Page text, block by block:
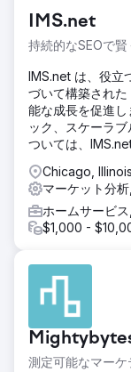
IMS.net
持続的なSEOで賢
IMS.net は、役立
づいて構築され
能な成長を促進
ック、スケーラ
ついては、
Chicago,
マーケット分
ホームサービ
$1,000 -
測定可能なマー